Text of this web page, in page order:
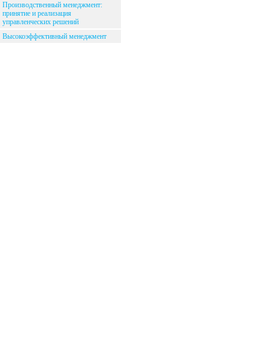
Производственный менеджмент:
принятие и реализация
управленческих решений
Высокоэффективный менеджмент